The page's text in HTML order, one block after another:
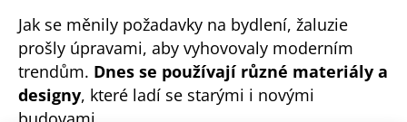
Jak se měnily požadavky na bydlení, žaluzie
prošly úpravami, aby vyhovovaly moderním
trendům. Dnes se používají různé materiály a
designy, které ladí se starými i novými